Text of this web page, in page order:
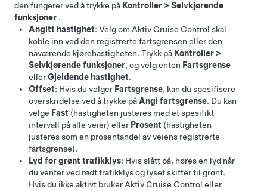
den fungerer ved å trykke på Kontroller > Selvkjørende
funksjoner .
Angitt hastighet: Velg om Aktiv Cruise Control skal
koble inn ved den registrerte fartsgrensen eller den
nåværende kjørehastigheten. Trykk på Kontroller >
Selvkjørende funksjoner, og velg enten Fartsgrense
ellerGjeldende hastighet.
Offset: Hvis du velger Fartsgrense, kan du spesifisere
overskridelse ved å trykke på Angi fartsgrense. Du kan
velge Fast (hastigheten justeres med et spesifikt
intervall på alle veier) eller Prosent (hastigheten
justeres som en prosentandel av veiens registrerte
fartsgrense).
Lyd for grønt trafikklys: Hvis slått på, høres en lyd når
du venter ved rødt trafikklys og lyset skifter til grønt.
Hvis du ikke aktivt bruker Aktiv Cruise Control eller